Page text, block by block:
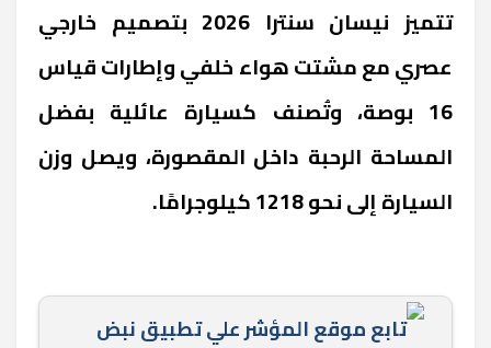
تتميز نيسان سنترا 2026 بتصميم خارجي
عصري مع مشتت هواء خلفي وإطارات قياس
16 بوصة، وتُصنف كسيارة عائلية بفضل
المساحة الرحبة داخل المقصورة، ويصل وزن
السيارة إلى نحو 1218 كيلوجرامًا.
تابع موقع المؤشر علي تطبيق نبض